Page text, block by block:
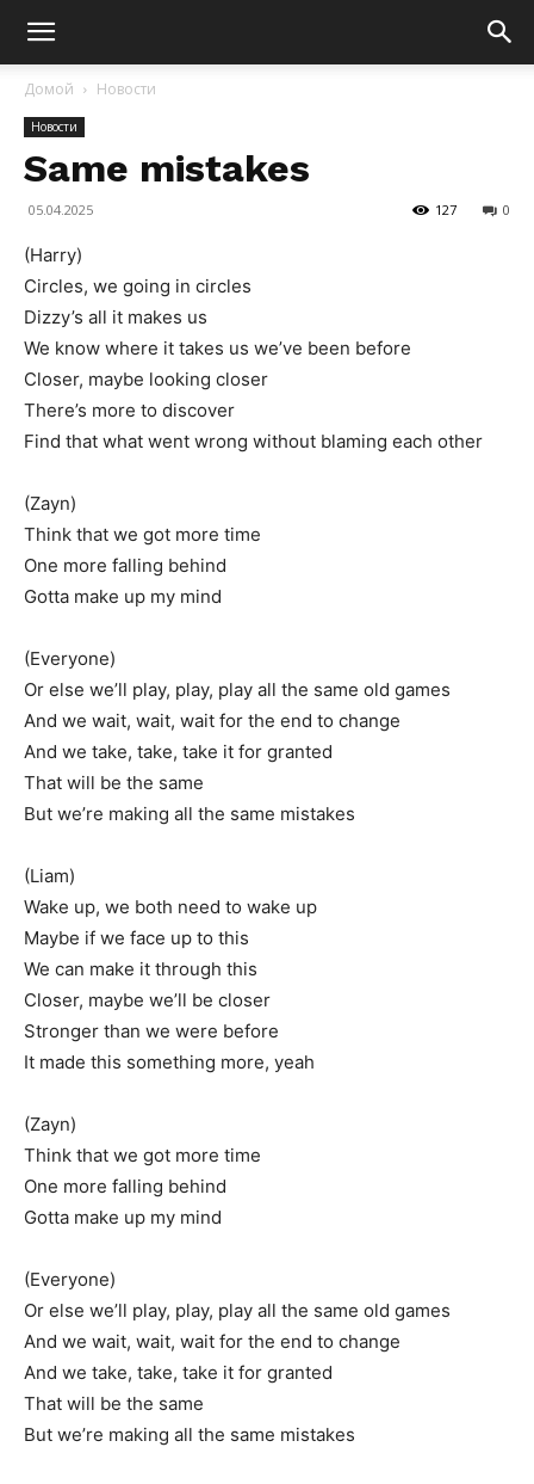
Домой Новости
Новости
Same mistakes
05.04.2025 0
127
(Harry)
Circles, we going in circles
Dizzy’s all it makes us
We know where it takes us we’ve been before
Closer, maybe looking closer
There’s more to discover
Find that what went wrong without blaming each other
(Zayn)
Think that we got more time
One more falling behind
Gotta make up my mind
(Everyone)
Or else we’ll play, play, play all the same old games
And we wait, wait, wait for the end to change
And we take, take, take it for granted
That will be the same
But we’re making all the same mistakes
(Liam)
Wake up, we both need to wake up
Maybe if we face up to this
We can make it through this
Closer, maybe we’ll be closer
Stronger than we were before
It made this something more, yeah
(Zayn)
Think that we got more time
One more falling behind
Gotta make up my mind
(Everyone)
Or else we’ll play, play, play all the same old games
And we wait, wait, wait for the end to change
And we take, take, take it for granted
That will be the same
But we’re making all the same mistakes